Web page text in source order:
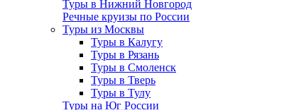
Туры в Нижний Новгород
Речные круизы по России
Туры из Москвы
Туры в Калугу
Туры в Рязань
Туры в Смоленск
Туры в Тверь
Туры в Тулу
Туры на Юг России